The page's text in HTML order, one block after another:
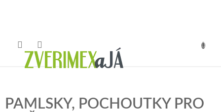
PAMLSKY, POCHOUTKY PRO